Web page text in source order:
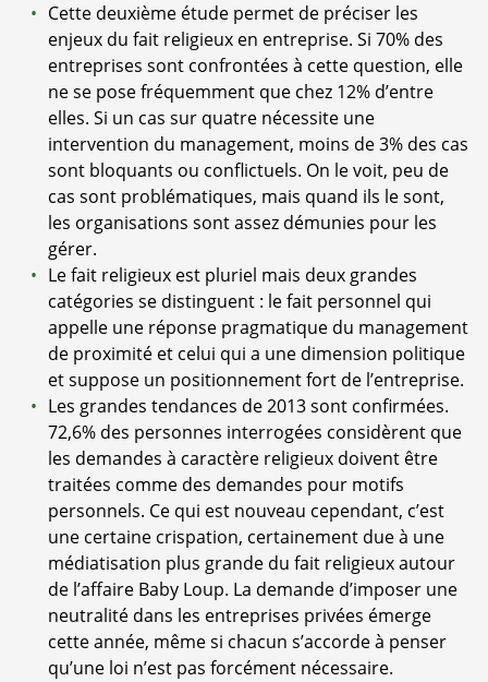
Cette deuxième étude permet de préciser les
enjeux du fait religieux en entreprise. Si 70% des
entreprises sont confrontées à cette question, elle
ne se pose fréquemment que chez 12% d’entre
elles. Si un cas sur quatre nécessite une
intervention du management, moins de 3% des cas
sont bloquants ou conflictuels. On le voit, peu de
cas sont problématiques, mais quand ils le sont,
les organisations sont assez démunies pour les
gérer.
Le fait religieux est pluriel mais deux grandes
catégories se distinguent : le fait personnel qui
appelle une réponse pragmatique du management
de proximité et celui qui a une dimension politique
et suppose un positionnement fort de l’entreprise.
Les grandes tendances de 2013 sont confirmées.
72,6% des personnes interrogées considèrent que
les demandes à caractère religieux doivent être
traitées comme des demandes pour motifs
personnels. Ce qui est nouveau cependant, c’est
une certaine crispation, certainement due à une
médiatisation plus grande du fait religieux autour
de l’affaire Baby Loup. La demande d’imposer une
neutralité dans les entreprises privées émerge
cette année, même si chacun s’accorde à penser
qu’une loi n’est pas forcément nécessaire.